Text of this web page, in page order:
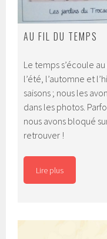
AU FIL DU TEMPS
Le temps s’écoule
l’été, l’automne et
saisons ; nous les
dans les photos.
nous avons bloqué
retrouver !
Lire plus